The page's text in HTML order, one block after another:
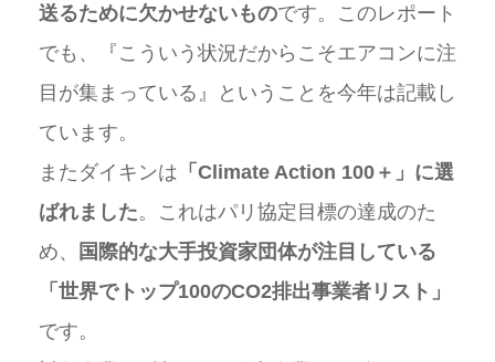
送るために欠かせないものです。このレポート
でも、『こういう状況だからこそエアコンに注
目が集まっている』ということを今年は記載し
ています。
またダイキンは 「Climate Action 100＋」に選
ばれました。これはパリ協定目標の達成のた
め、
国際的な大手投資家団体が注目している
「世界でトップ100のCO2排出事業者リスト」
です。